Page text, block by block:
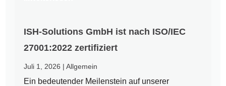
ISH-Solutions GmbH ist nach ISO/IEC
27001:2022 zertifiziert
Juli 1, 2026 |Allgemein
Ein bedeutender Meilenstein auf unserer